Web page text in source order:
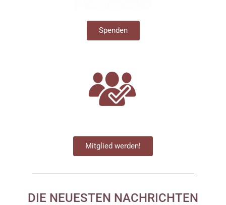
Spenden
Mitglied werden!
DIE NEUESTEN NACHRICHTEN